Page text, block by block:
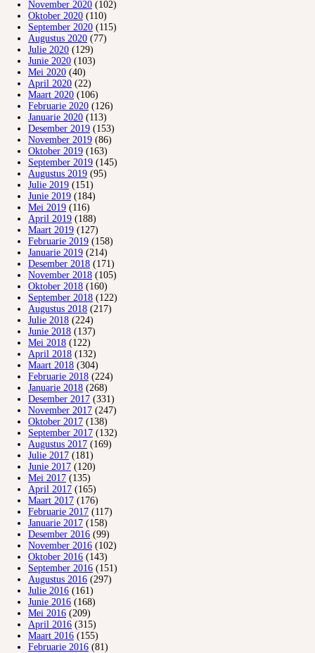
November 2020 (102)
Oktober 2020 (110)
September 2020 (115)
Augustus 2020 (77)
Julie 2020 (129)
Junie 2020 (103)
Mei 2020 (40)
April 2020 (22)
Maart 2020 (106)
Februarie 2020 (126)
Januarie 2020 (113)
Desember 2019 (153)
November 2019 (86)
Oktober 2019 (163)
September 2019 (145)
Augustus 2019 (95)
Julie 2019 (151)
Junie 2019 (184)
Mei 2019 (116)
April 2019 (188)
Maart 2019 (127)
Februarie 2019 (158)
Januarie 2019 (214)
Desember 2018 (171)
November 2018 (105)
Oktober 2018 (160)
September 2018 (122)
Augustus 2018 (217)
Julie 2018 (224)
Junie 2018 (137)
Mei 2018 (122)
April 2018 (132)
Maart 2018 (304)
Februarie 2018 (224)
Januarie 2018 (268)
Desember 2017 (331)
November 2017 (247)
Oktober 2017 (138)
September 2017 (132)
Augustus 2017 (169)
Julie 2017 (181)
Junie 2017 (120)
Mei 2017 (135)
April 2017 (165)
Maart 2017 (176)
Februarie 2017 (117)
Januarie 2017 (158)
Desember 2016 (99)
November 2016 (102)
Oktober 2016 (143)
September 2016 (151)
Augustus 2016 (297)
Julie 2016 (161)
Junie 2016 (168)
Mei 2016 (209)
April 2016 (315)
Maart 2016 (155)
Februarie 2016 (81)